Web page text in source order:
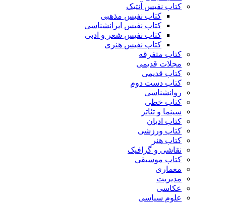
کتاب نفیس آنتیک
کتاب نفیس مذهبی
کتاب نفیس ایرانشناسی
کتاب نفیس شعر و ادبی
کتاب نفیس هنری
کتاب متفرقه
مجلات قدیمی
کتاب قدیمی
کتاب دست دوم
روانشناسی
کتاب خطی
سینما و تئاتر
کتاب ادیان
کتاب ورزشی
کتاب هنر
نقاشی و گرافیک
کتاب موسیقی
معماری
مدیریت
عکاسی
علوم سیاسی